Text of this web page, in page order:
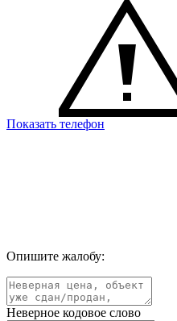
Показать телефон
Опишите жалобу:
Неверное кодовое слово